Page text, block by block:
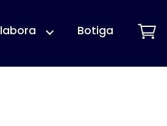
Botiga